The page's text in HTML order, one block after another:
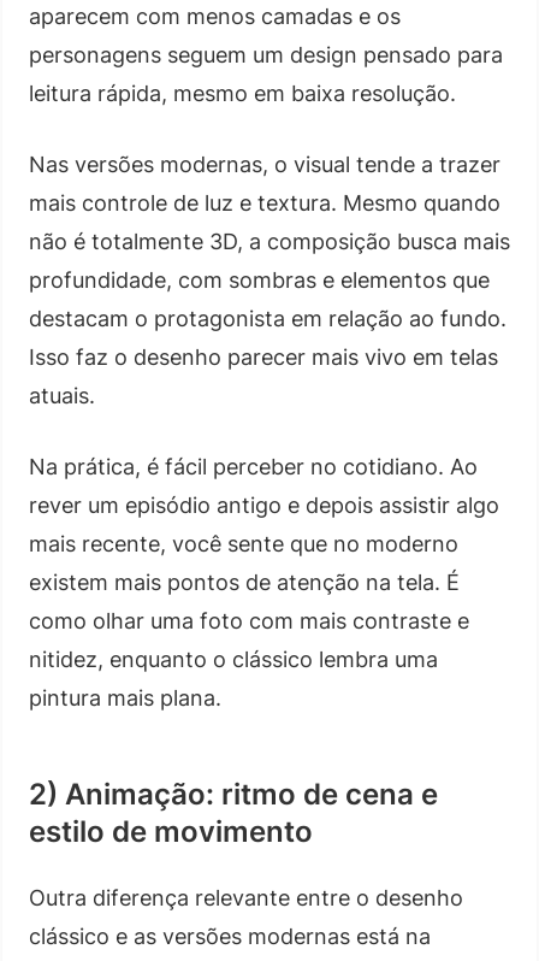
aparecem com menos camadas e os
personagens seguem um design pensado para
leitura rápida, mesmo em baixa resolução.
Nas versões modernas, o visual tende a trazer
mais controle de luz e textura. Mesmo quando
não é totalmente 3D, a composição busca mais
profundidade, com sombras e elementos que
destacam o protagonista em relação ao fundo.
Isso faz o desenho parecer mais vivo em telas
atuais.
Na prática, é fácil perceber no cotidiano. Ao
rever um episódio antigo e depois assistir algo
mais recente, você sente que no moderno
existem mais pontos de atenção na tela. É
como olhar uma foto com mais contraste e
nitidez, enquanto o clássico lembra uma
pintura mais plana.
2) Animação: ritmo de cena e
estilo de movimento
Outra diferença relevante entre o desenho
clássico e as versões modernas está na